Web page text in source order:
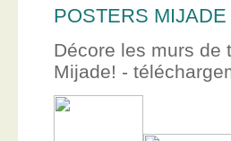
POSTERS MIJADE
Décore les murs de
Mijade! -